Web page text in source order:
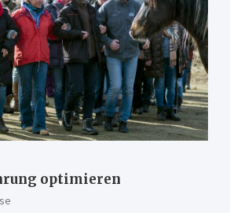
optimieren